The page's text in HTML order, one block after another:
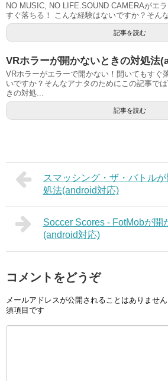
NO MUSIC, NO LIFE.SOUND CAMERAがエ
すぐ落ちる！ こんな経験はないですか？そん
記事を読む
VRホラーが開かないときの対処法
VRホラーがエラーで開かない！開いてもすぐ
いですか？そんなアナタのためにこの記事で
きの対処...
記事を読む
スマッシング・ザ・バトル
処法(android対応)
Soccer Scores - FotMobが開
(android対応)
コメントをどうぞ
メールアドレスが公開されることはありません
須項目です